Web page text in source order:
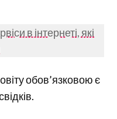
в інтернеті, які
обов’язковою є